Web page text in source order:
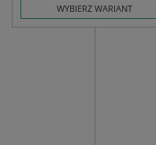
WYBIERZ WARIANT